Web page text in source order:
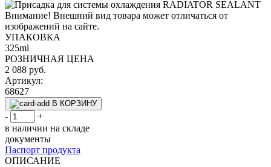
Внимание! Внешний вид товара может отличаться от
изображений на сайте.
УПАКОВКА
325ml
РОЗНИЧНАЯ ЦЕНА
2 088 руб.
Артикул:
68627
В КОРЗИНУ
-
+
в наличии на складе
документы
Паспорт продукта
ОПИСАНИЕ